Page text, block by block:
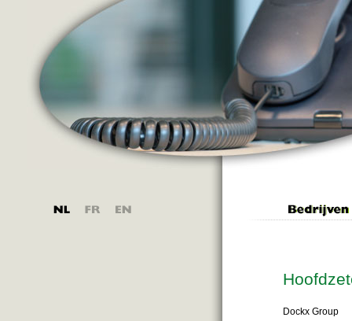
Dockx Group